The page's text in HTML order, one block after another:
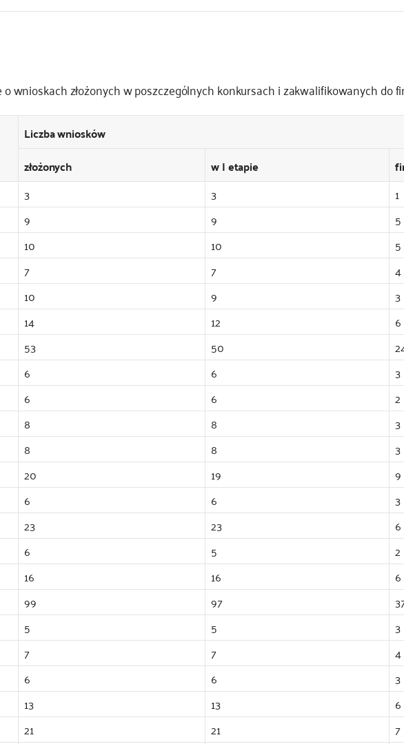
wnioskach złożonych w poszczególnych konkursach i zakwalifikowanych do
Liczba wniosków
złożonych
w I etapie
3 3 1
9 9 5
10 10 5
7 7 4
10 9 3
14 12 6
53 50
6 6 3
6 6 2
8 8 3
8 8 3
20 19 9
6 6 3
23 23 6
6 5 2
16 16 6
99 97
5 5 3
7 7 4
6 6 3
13 13 6
21 21 7